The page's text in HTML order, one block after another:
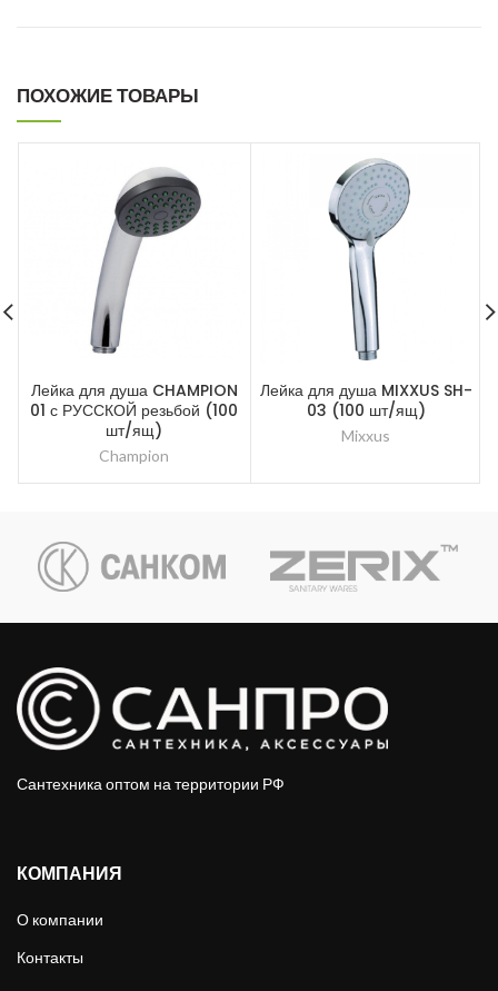
ПОХОЖИЕ ТОВАРЫ
Лейка для душа CHAMPION
01 с РУССКОЙ резьбой (100
шт/ящ)
Champion
Лейка для душа MIXXUS SH-
03 (100 шт/ящ)
Mixxus
Сантехника оптом на территории РФ
КОМПАНИЯ
О компании
Контакты